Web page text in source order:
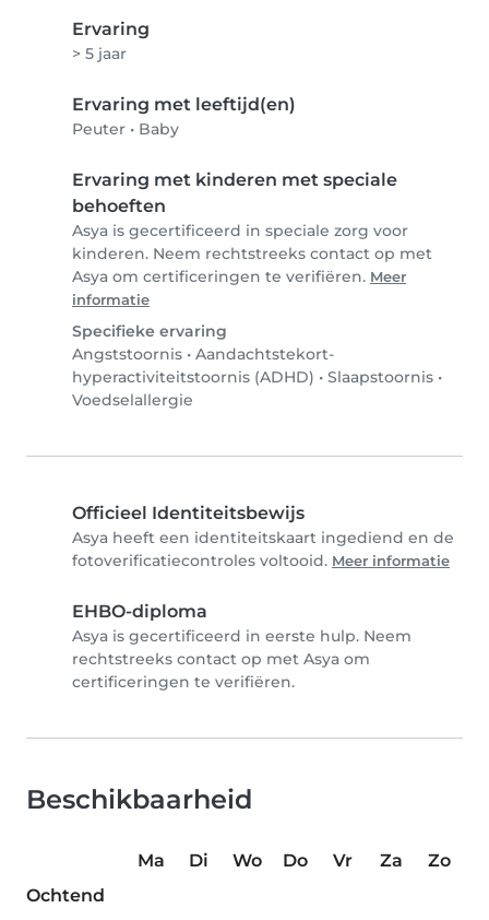
Ervaring
> 5 jaar
Ervaring met leeftijd(en)
Peuter • Baby
Ervaring met kinderen met speciale
behoeften
Asya is gecertificeerd in speciale zorg voor
kinderen. Neem rechtstreeks contact op met
Asya om certificeringen te verifiëren. Meer
informatie
Specifieke ervaring
Angststoornis • Aandachtstekort-
hyperactiviteitstoornis (ADHD) • Slaapstoornis •
Voedselallergie
Officieel Identiteitsbewijs
Asya heeft een identiteitskaart ingediend en de
fotoverificatiecontroles voltooid. Meer informatie
EHBO-diploma
Asya is gecertificeerd in eerste hulp. Neem
rechtstreeks contact op met Asya om
certificeringen te verifiëren.
Beschikbaarheid
Ma Di Wo Do Vr Za
Zo
Ochtend